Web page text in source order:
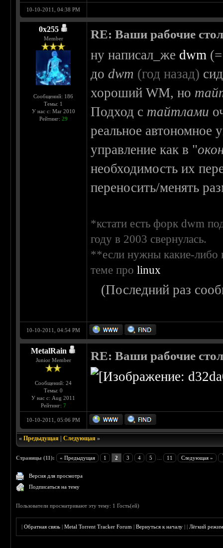
10-10-2011, 04:38 PM
0х255
Member
Сообщений: 186
Темы: 1
У нас с: Mar 2010
Рейтинг: 29
RE: Ваши рабочие
ну написал_же dwm (=
доdwm (год назад)
хороший WM, но
Подход с тайтлами
реальное автономное
управление как в "
необходимость их
переносить/менять
*кстати есть форк dwm
году в 2003 свернулась.
**если нужны какие-либо
теме проlinux
(Последний раз
10-10-2011, 04:54 PM
MetalRain
Junior Member
Сообщений: 24
Темы: 0
У нас с: Aug 2011
Рейтинг: 7
RE: Ваши рабочие
10-10-2011, 05:06 PM
«Предыдущая |Следующая »
Страницы (11): « Предыдущая 1 2 3 4 5 11 Следующая »
Версия для просмотра
Подписаться на тему
Пользователи просматривают эту тему: 1 Гость(ей)
|Обратная связь |Metal Torrent Tracker Forum |Вернуться к началу ||Лёгкий